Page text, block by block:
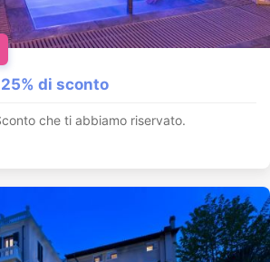
di sconto
che ti abbiamo riservato.